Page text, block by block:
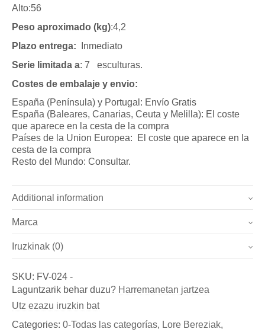
Alto:56
Peso aproximado (kg):4,2
Plazo entrega:
Inmediato
Serie limitada a: 7 esculturas.
Costes de embalaje y envio:
España (Península) y Portugal: Envío Gratis
España (Baleares, Canarias, Ceuta y Melilla): El coste
que aparece en la cesta de la compra
Países de la Union Europea: El coste que aparece en la
cesta de la compra
Resto del Mundo: Consultar.
Additional information
Pesoa
Dimentsioak 22 × 33 × 56 cm
Marca
Marca
Bronzeder
Fundicion de Figuras de bronce y esculturas, así como
de Aldabas y Pomos de bronce para puertas exteriores
Iruzkinak (0)
Izan zaitez lehena "Flor onírica (Ref.: FV-024)"-ri buruzko
iritzia ematen
SKU: FV-024 -
Laguntzarik behar duzu? Harremanetan jartzea
Utz ezazu iruzkin bat
Categories: 0-Todas las categorías, Lore Bereziak,